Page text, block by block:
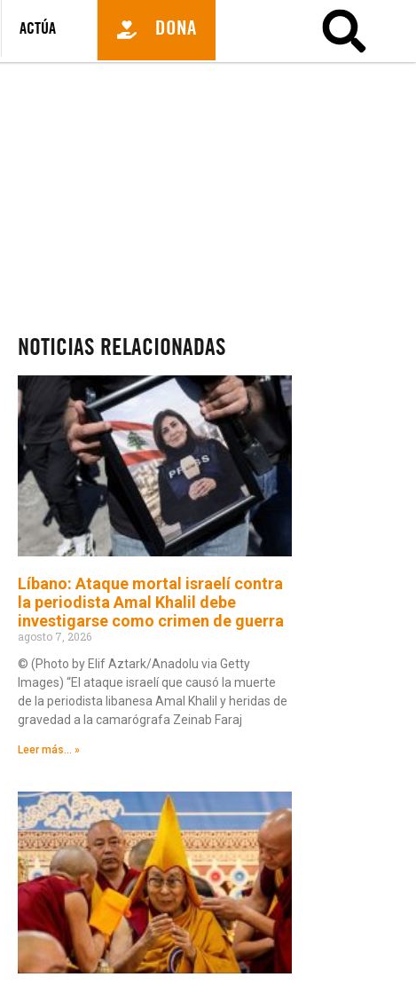
ACTÚA DONA
NOTICIAS RELACIONADAS
Líbano: Ataque mortal israelí contra
la periodista Amal Khalil debe
investigarse como crimen de guerra
agosto 7, 2026
© (Photo by Elif Aztark/Anadolu via Getty
Images) “El ataque israelí que causó la muerte
de la periodista libanesa Amal Khalil y heridas de
gravedad a la camarógrafa Zeinab Faraj
Leer más... »